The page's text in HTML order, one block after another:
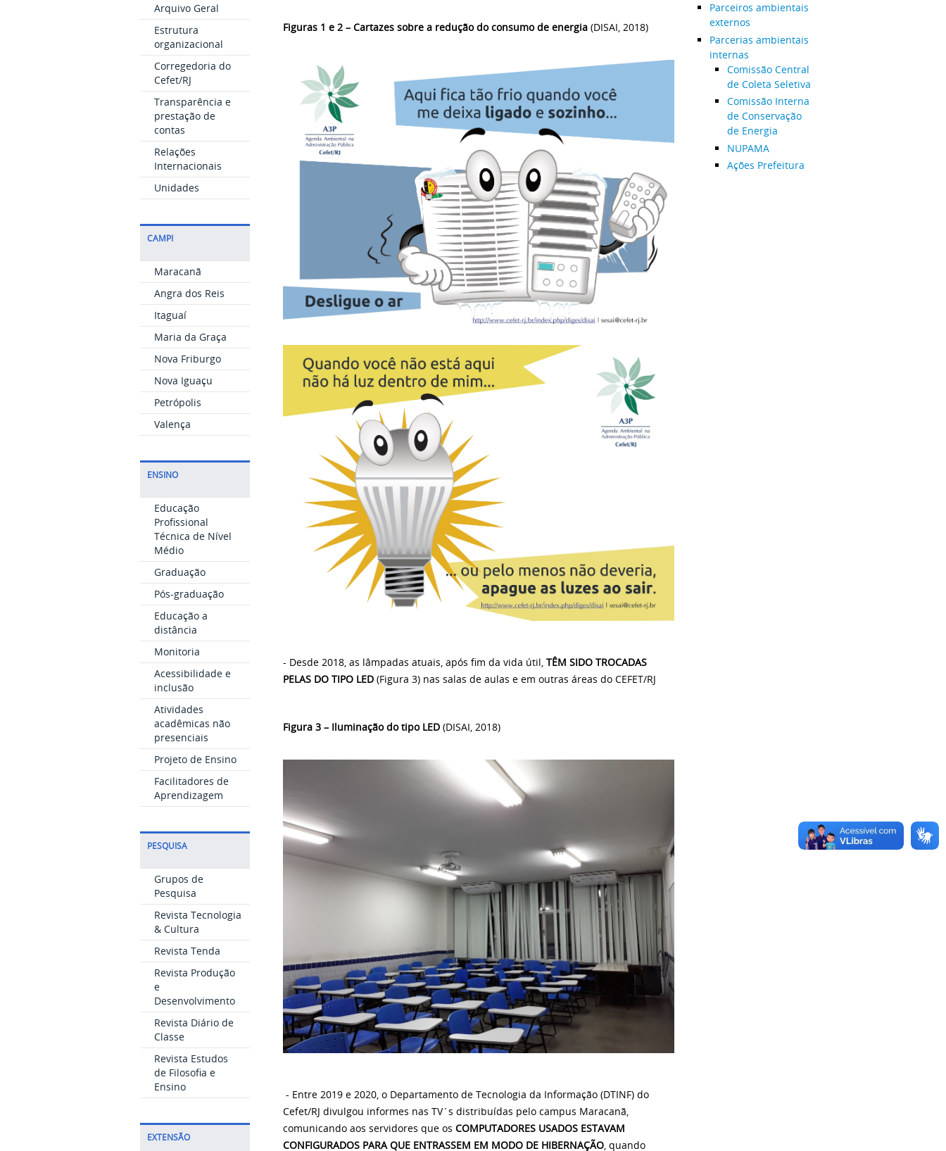
Arquivo Geral
Estrutura
organizacional
Corregedoria do
Cefet/RJ
Transparência e
prestação de
contas
Relações
Internacionais
Unidades
CAMPI
Maracanã
Angra dos Reis
Itaguaí
Maria da Graça
Nova Friburgo
Nova Iguaçu
Petrópolis
Valença
ENSINO
Educação
Profissional
Técnica de Nível
Médio
Graduação
Pós-graduação
Educação a
distância
Monitoria
Acessibilidade e
inclusão
Atividades
acadêmicas não
presenciais
Projeto de Ensino
Facilitadores de
Aprendizagem
PESQUISA
Grupos de
Pesquisa
Revista Tecnologia
& Cultura
Revista Tenda
Revista Produção
e
Desenvolvimento
Revista Diário de
Classe
Revista Estudos
de Filosofia e
Ensino
EXTENSÃO
Figuras 1 e 2 – Cartazes sobre a redução do consumo de energia (DISAI, 2018)
- Desde 2018, as lâmpadas atuais, após fim da vida útil, TÊM SIDO TROCADAS
PELAS DO TIPO LED (Figura 3) nas salas de aulas e em outras áreas do CEFET/RJ
Figura 3 – Iluminação do tipo LED (DISAI, 2018)
- Entre 2019 e 2020, o Departamento de Tecnologia da Informação (DTINF) do
Cefet/RJ divulgou informes nas TV´s distribuídas pelo campus Maracanã,
comunicando aos servidores que os COMPUTADORES USADOS ESTAVAM
CONFIGURADOS PARA QUE ENTRASSEM EM MODO DE HIBERNAÇÃO, quando
Parceiros ambientais
externos
Parcerias ambientais
internas
Comissão Central
de Coleta Seletiva
Comissão Interna
de Conservação
de Energia
NUPAMA
Ações Prefeitura